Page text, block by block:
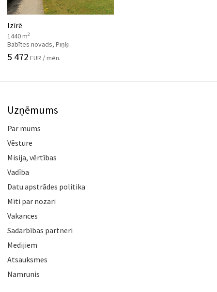
Izīrē
1440 m2
Babītes novads, Piņķi
5 472 EUR / mēn.
Uzņēmums
Par mums
Vēsture
Misija, vērtības
Vadība
Datu apstrādes politika
Mīti par nozari
Vakances
Sadarbības partneri
Medijiem
Atsauksmes
Namrunis